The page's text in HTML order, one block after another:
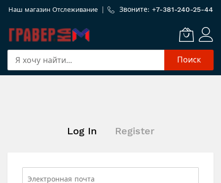
Наш магазин Отслеживание Звоните: +7-381-240-25-44
Поиск
Log In Register